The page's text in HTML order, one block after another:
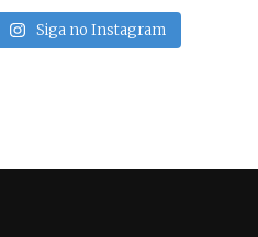
Siga no Instagram